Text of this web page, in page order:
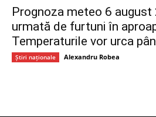
Prognoza meteo 6 august
urmată de furtuni în
Temperaturile vor urca
Știri naționale Alexandru Robea